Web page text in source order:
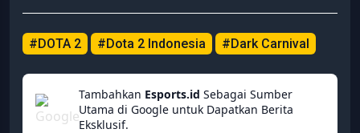
#DOTA 2 #Dota 2 Indonesia #Dark Carnival
Tambahkan Esports.id Sebagai Sumber
Utama di Google untuk Dapatkan Berita
Eksklusif.